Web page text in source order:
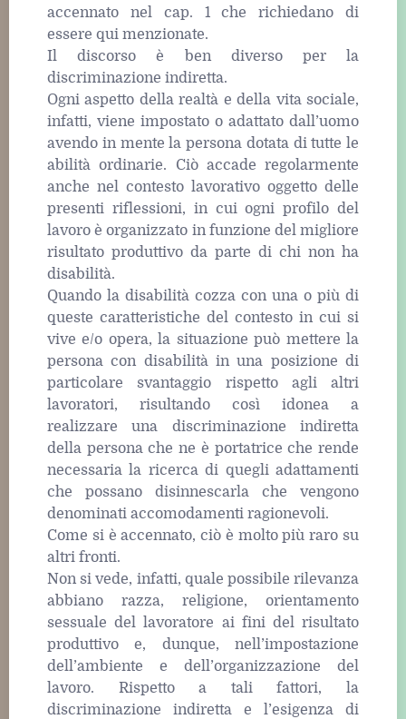
accennato nel cap. 1 che richiedano di
essere qui menzionate.
Il discorso è ben diverso per la
discriminazione indiretta.
Ogni aspetto della realtà e della vita sociale,
infatti, viene impostato o adattato dall’uomo
avendo in mente la persona dotata di tutte le
abilità ordinarie. Ciò accade regolarmente
anche nel contesto lavorativo oggetto delle
presenti riflessioni, in cui ogni profilo del
lavoro è organizzato in funzione del migliore
risultato produttivo da parte di chi non ha
disabilità.
Quando la disabilità cozza con una o più di
queste caratteristiche del contesto in cui si
vive e/o opera, la situazione può mettere la
persona con disabilità in una posizione di
particolare svantaggio rispetto agli altri
lavoratori, risultando così idonea a
realizzare una discriminazione indiretta
della persona che ne è portatrice che rende
necessaria la ricerca di quegli adattamenti
che possano disinnescarla che vengono
denominati accomodamenti ragionevoli.
Come si è accennato, ciò è molto più raro su
altri fronti.
Non si vede, infatti, quale possibile rilevanza
abbiano razza, religione, orientamento
sessuale del lavoratore ai fini del risultato
produttivo e, dunque, nell’impostazione
dell’ambiente e dell’organizzazione del
lavoro. Rispetto a tali fattori, la
discriminazione indiretta e l’esigenza di